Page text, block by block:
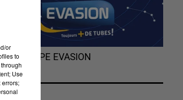
EVASION
or
to
Use
errors;